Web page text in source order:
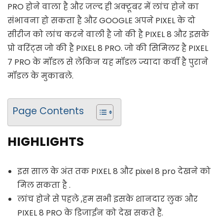
PRO होने वाला है और जल्द ही अक्टूबर में लांच होने का
संभावना हो सकता है और GOOGLE अपने PIXEL के दो
सीरीज को लांच करने वाली है जो की है PIXEL 8 और इसके
प्रो वरिंट्स जो की है PIXEL 8 PRO. जो की सिमिलर है PIXEL
7 PRO के मॉडल से लेकिन यह मॉडल ज्यादा कर्वी है पुराने
मॉडल के मुकाबले.
Page Contents
HIGHLIGHTS
इस साल के अंत तक PIXEL 8 और pixel 8 pro देखने को
मिल सकता है .
लांच होने से पहले ,हम सभी इसके शानदार लुक और
PIXEL 8 PRO के डिजाईन को देख सकते हैं.